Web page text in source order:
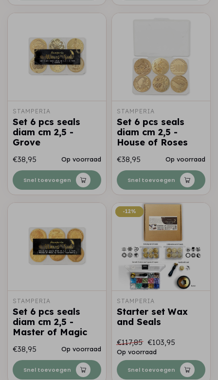
STAMPERIA
Set 6 pcs seals
diam cm 2,5 -
Grove
€38,95 Op voorraad
Snel toevoegen
STAMPERIA
Set 6 pcs seals
diam cm 2,5 -
House of Roses
€38,95 Op voorraad
Snel toevoegen
STAMPERIA
Set 6 pcs seals
diam cm 2,5 -
Master of Magic
€38,95 Op voorraad
Snel toevoegen
-12%
-12%
STAMPERIA
Starter set Wax
and Seals
€117,85 €103,95
Op voorraad
Snel toevoegen